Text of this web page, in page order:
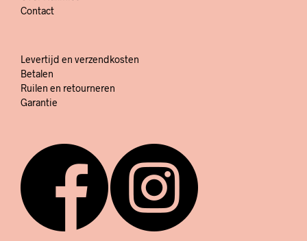
Contact
Levertijd en verzendkosten
Betalen
Ruilen en retourneren
Garantie